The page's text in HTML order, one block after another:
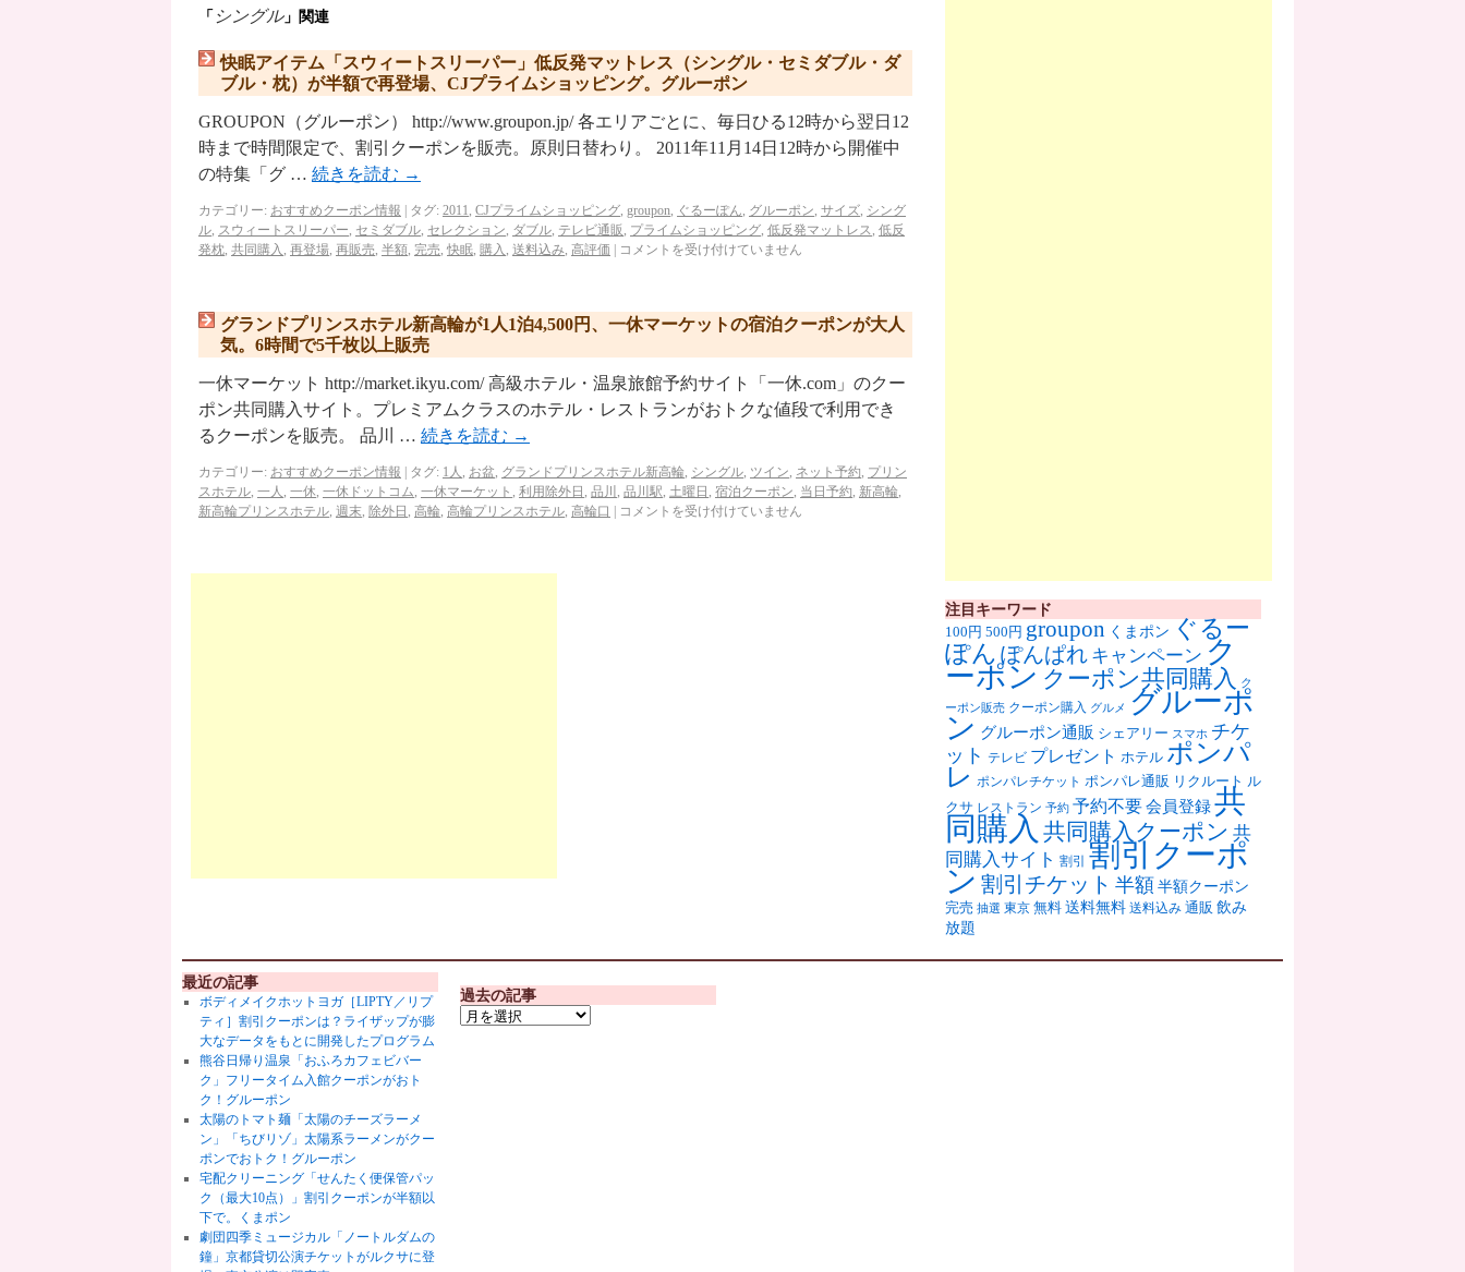
「 シングル」関連
快眠アイテム「スウィートスリーパー」低反発マットレス（シングル・セミダブル・ダ
ブル・枕）が半額で再登場、CJプライムショッピング。グルーポン
GROUPON（グルーポン） http://www.groupon.jp/ 各エリアごとに、毎日ひる12時から翌日12
時まで時間限定で、割引クーポンを販売。原則日替わり。 2011年11月14日12時から開催中
の特集「グ … 続きを読む →
カテゴリー: おすすめクーポン情報 タグ: 2011, CJプライムショッピング, groupon, ぐるーぽん, グルーポン, サイズ, シング
ル, スウィートスリーパー, セミダブル, セレクション, ダブル, テレビ通販 , プライムショッピング, 低反発マットレス, 低反
発枕, 共同購入 , 再登場, 再販売, 半額, 完売, 快眠, 購入 , 送料込み, 高評価 コメントを受け付けていません
グランドプリンスホテル新高輪が1人1泊4,500円、一休マーケットの宿泊クーポンが大人
気。6時間で5千枚以上販売
一休マーケット http://market.ikyu.com/ 高級ホテル・温泉旅館予約サイト「一休.com」のクー
ポン共同購入サイト。プレミアムクラスのホテル・レストランがおトクな値段で利用でき
るクーポンを販売。 品川 … 続きを読む →
カテゴリー: おすすめクーポン情報 タグ: 1人 , お盆, グランドプリンスホテル新高輪, シングル, ツイン, ネット予約, プリン
スホテル, 一人 , 一休, 一休ドットコム, 一休マーケット , 利用除外日 , 品川 , 品川駅, 土曜日 , 宿泊クーポン, 当日予約, 新高輪,
新高輪プリンスホテル, 週末, 除外日 , 高輪, 高輪プリンスホテル, 高輪口 コメントを受け付けていません
注目キーワード
100円 500円 groupon くまポン ぐるー
ぽん ぽんぱれ キャンペーン ク
ーポン クーポン共同購入 ク
ーポン販売 クーポン購入 グルメ グルーポ
ン グルーポン通販 シェアリー スマホ チケ
ット テレビ プレゼント ホテル ポンパ
レ ポンパレチケット ポンパレ通販 リクルート ル
クサ レストラン 予約 予約不要会員登録共
同購入 共同購入クーポン 共
同購入サイト 割引 割引クーポ
ン 割引チケット 半額 半額クーポン
完売 抽選 東京 無料 送料無料 送料込み 通販 飲み
放題
最近の記事
ボディメイクホットヨガ［LIPTY／リプ
ティ］割引クーポンは？ライザップが膨
大なデータをもとに開発したプログラム
熊谷日帰り温泉「おふろカフェビバー
ク」フリータイム入館クーポンがおト
ク！グルーポン
太陽のトマト麺「太陽のチーズラーメ
ン」「ちびリゾ」太陽系ラーメンがクー
ポンでおトク！グルーポン
宅配クリーニング「せんたく便保管パッ
ク（最大10点）」割引クーポンが半額以
下で。くまポン
劇団四季ミュージカル「ノートルダムの
鐘」京都貸切公演チケットがルクサに登
過去の記事